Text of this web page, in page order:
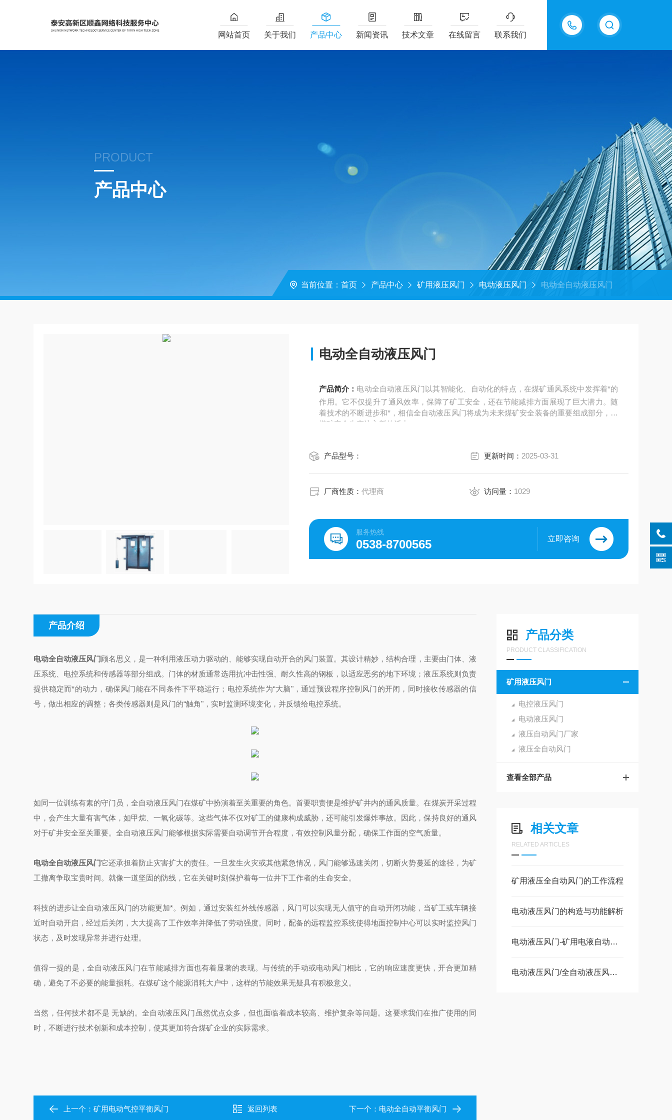
18605483306
网站首页 关于我们 产品中心 新闻资讯 技术文章 在线留言 联系我们
PRODUCT
产品中心
当前位置： 首页 产品中心 矿用液压风门 电动液压风门 电动全自动液压风门
电动全自动液压风门
产品简介： 电动全自动液压风门以其智能化、自动化的特点，在煤矿通风系统中发挥着*的
作用。它不仅提升了通风效率，保障了矿工安全，还在节能减排方面展现了巨大潜力。随
着技术的不断进步和*，相信全自动液压风门将成为未来煤矿安全装备的重要组成部分，为
煤矿安全生产注入新的活力。
产品型号： 更新时间： 2025-03-31
厂商性质：代理商 访问量： 1029
服务热线
0538-8700565 立即咨询
产品分类
PRODUCT CLASSIFICATION
矿用液压风门
电控液压风门
电动液压风门
液压自动风门厂家
液压全自动风门
查看全部产品
相关文章
RELATED ARTICLES
矿用液压全自动风门的工作流程
电动液压风门的构造与功能解析
电动液压风门-矿用电液自动无压风门选材指南
电动液压风门/全自动液压风门控制原理
产品介绍
电动全自动液压风门顾名思义，是一种利用液压动力驱动的、能够实现自动开合的风门装置。其设计精妙，结构合理，主要由门体、液
压系统、电控系统和传感器等部分组成。门体的材质通常选用抗冲击性强、耐久性高的钢板，以适应恶劣的地下环境；液压系统则负责
提供稳定而*的动力，确保风门能在不同条件下平稳运行；电控系统作为“大脑"，通过预设程序控制风门的开闭，同时接收传感器的信
号，做出相应的调整；各类传感器则是风门的“触角"，实时监测环境变化，并反馈给电控系统。
如同一位训练有素的守门员，全自动液压风门在煤矿中扮演着至关重要的角色。首要职责便是维护矿井内的通风质量。在煤炭开采过程
中，会产生大量有害气体，如甲烷、一氧化碳等。这些气体不仅对矿工的健康构成威胁，还可能引发爆炸事故。因此，保持良好的通风
对于矿井安全至关重要。全自动液压风门能够根据实际需要自动调节开合程度，有效控制风量分配，确保工作面的空气质量。
电动全自动液压风门它还承担着防止灾害扩大的责任。一旦发生火灾或其他紧急情况，风门能够迅速关闭，切断火势蔓延的途径，为矿
工撤离争取宝贵时间。就像一道坚固的防线，它在关键时刻保护着每一位井下工作者的生命安全。
科技的进步让全自动液压风门的功能更加*。例如，通过安装红外线传感器，风门可以实现无人值守的自动开闭功能，当矿工或车辆接
近时自动开启，经过后关闭，大大提高了工作效率并降低了劳动强度。同时，配备的远程监控系统使得地面控制中心可以实时监控风门
状态，及时发现异常并进行处理。
值得一提的是，全自动液压风门在节能减排方面也有着显著的表现。与传统的手动或电动风门相比，它的响应速度更快，开合更加精
确，避免了不必要的能量损耗。在煤矿这个能源消耗大户中，这样的节能效果无疑具有积极意义。
当然，任何技术都不是 无缺的。全自动液压风门虽然优点众多，但也面临着成本较高、维护复杂等问题。这要求我们在推广使用的同
时，不断进行技术创新和成本控制，使其更加符合煤矿企业的实际需求。
上一个：矿用电动气控平衡风门 返回列表 下一个： 电动全自动平衡风门